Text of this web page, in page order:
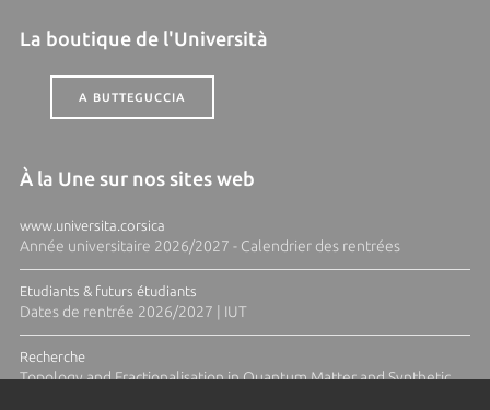
La boutique de l'Università
A BUTTEGUCCIA
À la Une sur nos sites web
www.universita.corsica
Année universitaire 2026/2027 - Calendrier des rentrées
Etudiants & futurs étudiants
Dates de rentrée 2026/2027 | IUT
Recherche
Topology and Fractionalisation in Quantum Matter and Synthetic